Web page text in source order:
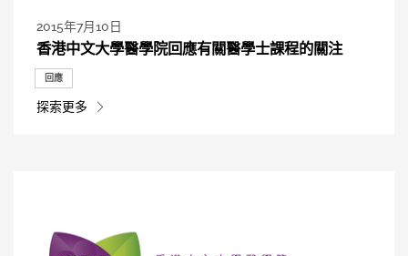
2015年7月10日
香港中文大學醫學院回應有關醫學士課程的關注
回應
探索更多